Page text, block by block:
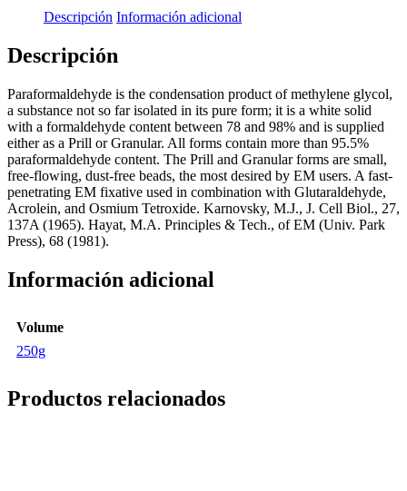
cantidad
Descripción Información adicional
Descripción
Paraformaldehyde is the condensation product of methylene glycol,
a substance not so far isolated in its pure form; it is a white solid
with a formaldehyde content between 78 and 98% and is supplied
either as a Prill or Granular. All forms contain more than 95.5%
paraformaldehyde content. The Prill and Granular forms are small,
free-flowing, dust-free beads, the most desired by EM users. A fast-
penetrating EM fixative used in combination with Glutaraldehyde,
Acrolein, and Osmium Tetroxide. Karnovsky, M.J., J. Cell Biol., 27,
137A (1965). Hayat, M.A. Principles & Tech., of EM (Univ. Park
Press), 68 (1981).
Información adicional
Volume
250g
Productos relacionados